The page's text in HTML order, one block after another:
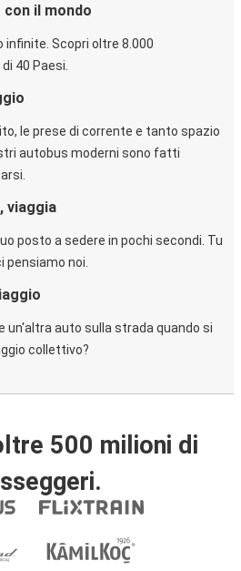
il mondo
infinite. Scopri oltre 8.000
40 Paesi.
le prese di corrente e tanto spazio
autobus moderni sono fatti
viaggia
posto a sedere in pochi secondi. Tu
pensiamo noi.
un'altra auto sulla strada quando si
collettivo?
500 milioni di